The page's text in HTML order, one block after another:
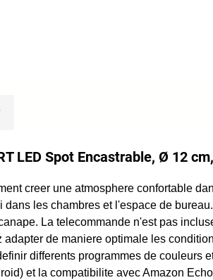
LED Spot Encastrable, Ø 12
creer une atmosphere confortable
les chambres et l'espace de
La telecommande n'est pas
de maniere optimale les
differents programmes de
et la compatibilite avec Amazon